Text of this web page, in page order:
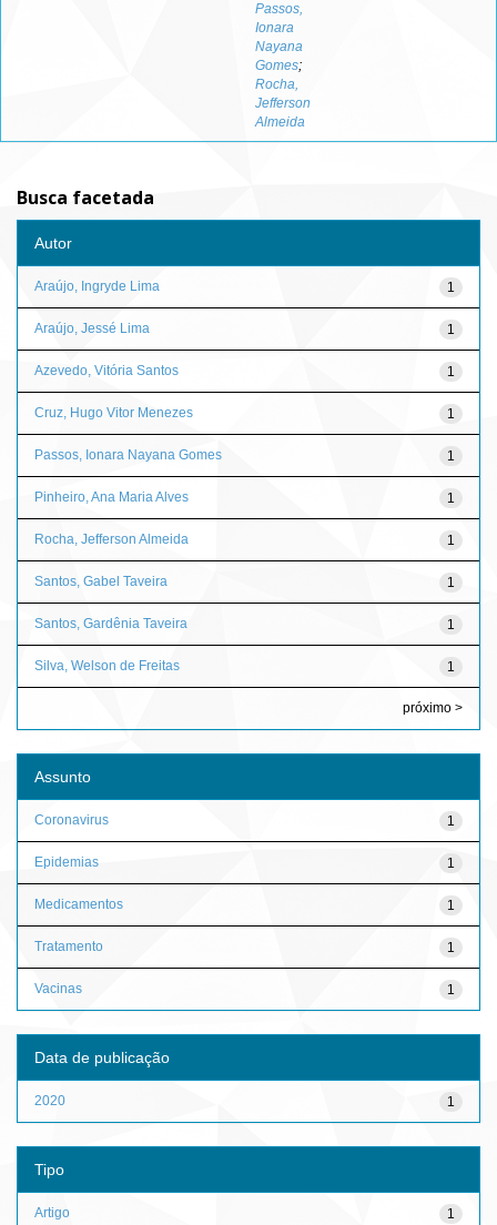
Passos,
Ionara
Nayana
Gomes;
Rocha,
Jefferson
Almeida
Busca facetada
Autor
1
Araújo, Ingryde Lima
1
Araújo, Jessé Lima
1
Azevedo, Vitória Santos
1
Cruz, Hugo Vitor Menezes
1
Passos, Ionara Nayana Gomes
1
Pinheiro, Ana Maria Alves
1
Rocha, Jefferson Almeida
1
Santos, Gabel Taveira
1
Santos, Gardênia Taveira
1
Silva, Welson de Freitas
próximo >
Assunto
1
Coronavirus
1
Epidemias
1
Medicamentos
1
Tratamento
1
Vacinas
Data de publicação
1
2020
Tipo
1
Artigo